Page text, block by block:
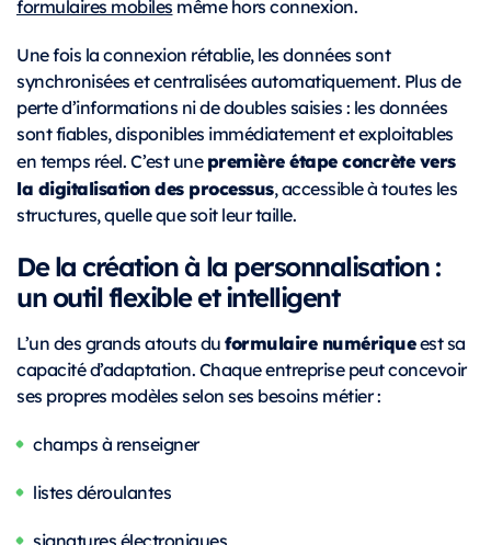
formulaires mobiles même hors connexion.
Une fois la connexion rétablie, les données sont
synchronisées et centralisées automatiquement. Plus de
perte d’informations ni de doubles saisies : les données
sont fiables, disponibles immédiatement et exploitables
en temps réel. C’est unepremière étape concrète vers
la digitalisation des processus, accessible à toutes les
structures, quelle que soit leur taille.
De la création à la personnalisation :
un outil flexible et intelligent
L’un des grands atouts duformulaire numériqueest sa
capacité d’adaptation. Chaque entreprise peut concevoir
ses propres modèles selon ses besoins métier :
champs à renseigner
listes déroulantes
signatures électroniques